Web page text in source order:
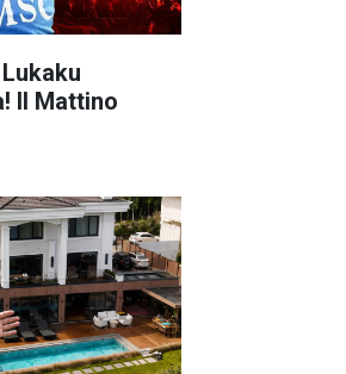
Il Mattino